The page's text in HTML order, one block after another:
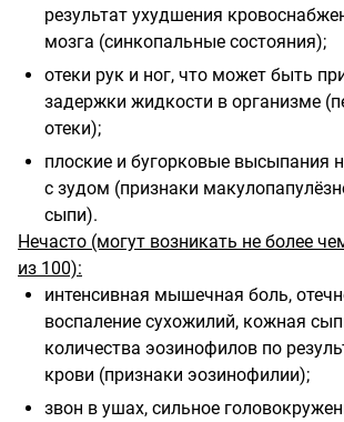
результат ухудшения
мозга (синкопальные состояния);
отеки рук и ног, что может быть
задержки жидкости в организме
отеки);
плоские и бугорковые высыпания
с зудом (признаки
сыпи).
Нечасто (могут возникать не более
из 100):
интенсивная мышечная боль,
воспаление сухожилий, кожная
количества эозинофилов по
крови (признаки эозинофилии);
звон в ушах, сильное